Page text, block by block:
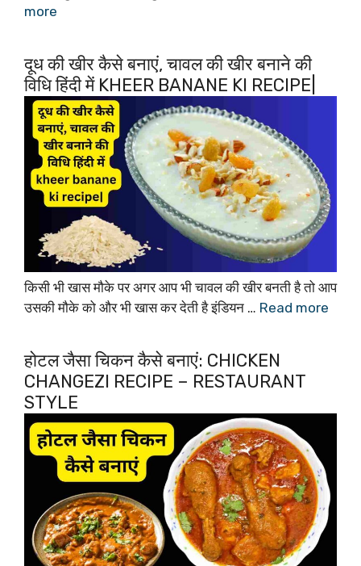
more
दूध की खीर कैसे बनाएं, चावल की खीर बनाने की
विधि हिंदी में KHEER BANANE KI RECIPE|
किसी भी खास मौके पर अगर आप भी चावल की खीर बनती है तो आप
उसकी मौके को और भी खास कर देती है इंडियन … Read more
होटल जैसा चिकन कैसे बनाएं: CHICKEN
CHANGEZI RECIPE – RESTAURANT
STYLE